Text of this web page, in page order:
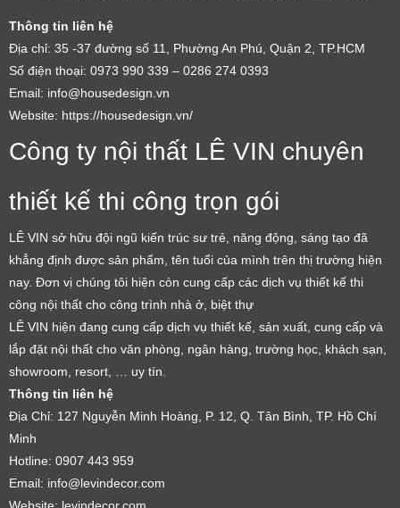
Thông tin liên hệ
Địa chỉ: 35 -37 đường số 11, Phường An Phú, Quận 2, TP.HCM
Số điện thoại: 0973 990 339 – 0286 274 0393
Email: info@housedesign.vn
Website: https://housedesign.vn/
Công ty nội thất LÊ VIN chuyên
thiết kế thi công trọn gói
LÊ VIN sở hữu đội ngũ kiến trúc sư trẻ, năng động, sáng tạo đã
khẳng định được sản phẩm, tên tuổi của mình trên thị trường hiện
nay. Đơn vị chúng tôi hiện còn cung cấp các dịch vụ thiết kế thi
công nội thất cho công trình nhà ở, biệt thự
LÊ VIN hiện đang cung cấp dịch vụ thiết kế, sản xuất, cung cấp và
lắp đặt nội thất cho văn phòng, ngân hàng, trường học, khách sạn,
showroom, resort, … uy tín.
Thông tin liên hệ
Địa Chỉ: 127 Nguyễn Minh Hoàng, P. 12, Q. Tân Bình, TP. Hồ Chí
Minh
Hotline: 0907 443 959
Email: info@levindecor.com
LIFECONCEPT